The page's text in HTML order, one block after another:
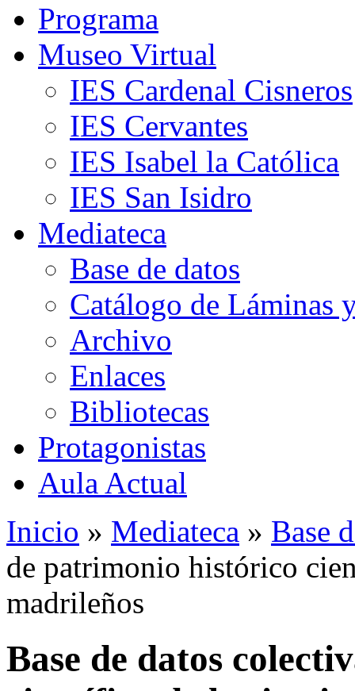
Programa
Museo Virtual
IES Cardenal Cisneros
IES Cervantes
IES Isabel la Católica
IES San Isidro
Mediateca
Base de datos
Catálogo de Láminas
Archivo
Enlaces
Bibliotecas
Protagonistas
Aula Actual
Inicio » Mediateca » Base
de patrimonio histórico
madrileños
Base de datos